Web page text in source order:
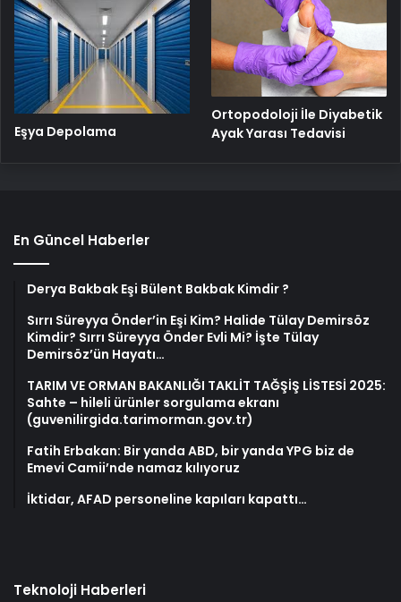
Eşya Depolama
Ortopodoloji İle Diyabetik
Ayak Yarası Tedavisi
En Güncel Haberler
Derya Bakbak Eşi Bülent Bakbak Kimdir ?
Sırrı Süreyya Önder’in Eşi Kim? Halide Tülay Demirsöz
Kimdir? Sırrı Süreyya Önder Evli Mi? İşte Tülay
Demirsöz’ün Hayatı…
TARIM VE ORMAN BAKANLIĞI TAKLİT TAĞŞİŞ LİSTESİ 2025:
Sahte – hileli ürünler sorgulama ekranı
(guvenilirgida.tarimorman.gov.tr)
Fatih Erbakan: Bir yanda ABD, bir yanda YPG biz de
Emevi Camii’nde namaz kılıyoruz
İktidar, AFAD personeline kapıları kapattı…
Teknoloji Haberleri